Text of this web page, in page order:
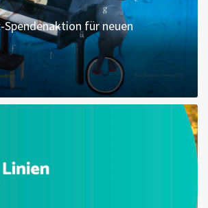
für neuen